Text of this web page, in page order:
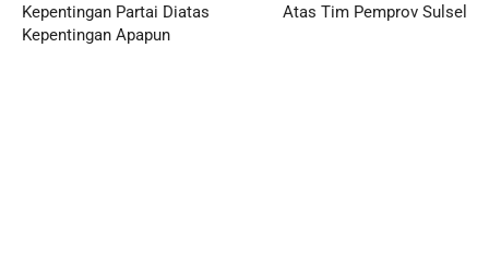
Kepentingan Partai Diatas
Kepentingan Apapun
Atas Tim Pemprov Sulsel